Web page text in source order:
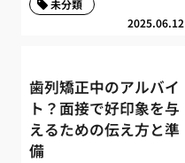
2025.06.12
未分類
歯列矯正中のアルバイ
ト？面接で好印象を与
えるための伝え方と準
備